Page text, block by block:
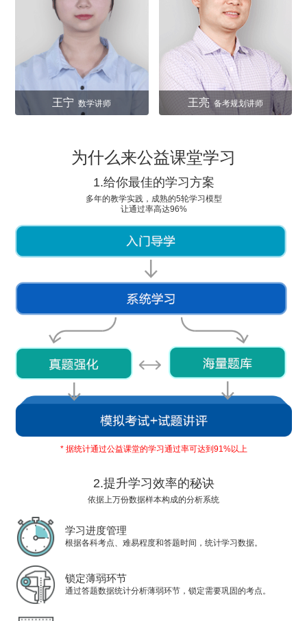
王宁 数学讲师 王亮 备考规划讲师
为什么来公益课堂学习
1.给你最佳的学习方案
多年的教学实践，成熟的5轮学习模型
让通过率高达96%
* 据统计通过公益课堂的学习通过率可达到91%以上
2.提升学习效率的秘诀
依据上万份数据样本构成的分析系统
学习进度管理
根据各科考点、难易程度和答题时间，统计学习数据。
锁定薄弱环节
通过答题数据统计分析薄弱环节，锁定需要巩固的考点。